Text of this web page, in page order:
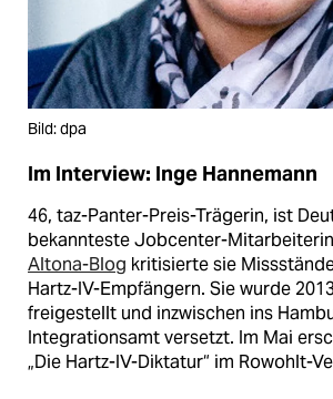
Bild: dpa
Im Interview: Inge Hannemann
46, taz-Panter-Preis-Trägerin, ist
bekannteste Jobcenter-
Altona-Blog kritisierte sie
Hartz-IV-Empfängern. Sie wurde
freigestellt und inzwischen ins
Integrationsamt versetzt. Im Mai
„Die Hartz-IV-Diktatur“ im Rowohlt-